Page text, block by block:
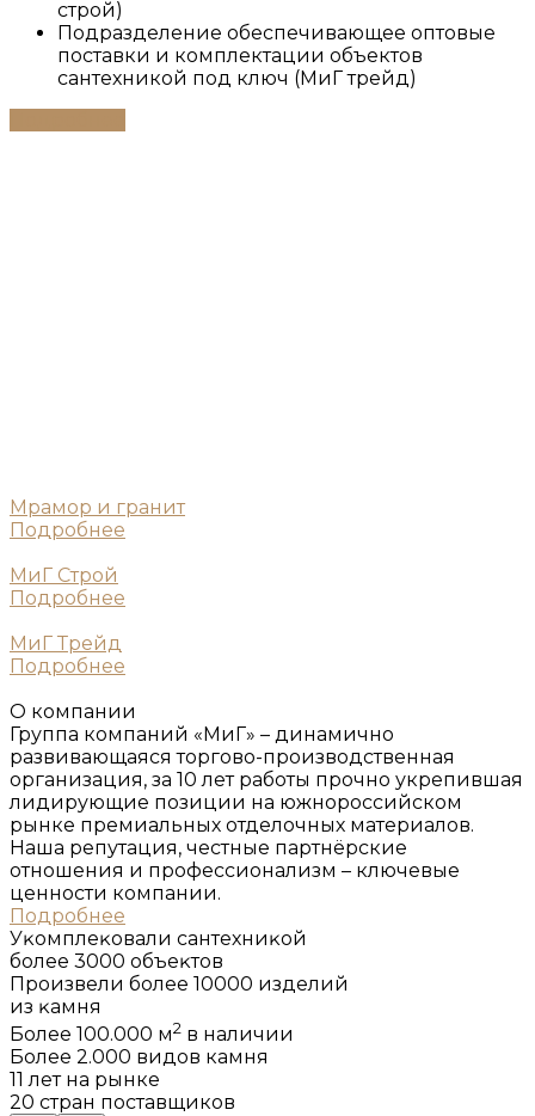
строй)
Подразделение обеспечивающее оптовые
поставки и комплектации объектов
сантехникой под ключ (МиГ трейд)
Мрамор и гранит
Подробнее
МиГ Строй
Подробнее
МиГ Трейд
Подробнее
О компании
Группа компаний «МиГ» – динамично
развивающаяся торгово-производственная
организация, за 10 лет работы прочно укрепившая
лидирующие позиции на южнороссийском
рынке премиальных отделочных материалов.
Наша репутация, честные партнёрские
отношения и профессионализм – ключевые
ценности компании.
Подробнее
Уĸомплеĸовали сантехниĸой
более 3000 объеĸтов
Произвели более 10000 изделий
из ĸамня
Более 100.000 м2 в наличии
Более 2.000 видов камня
11 лет на рынке
20 стран поставщиков